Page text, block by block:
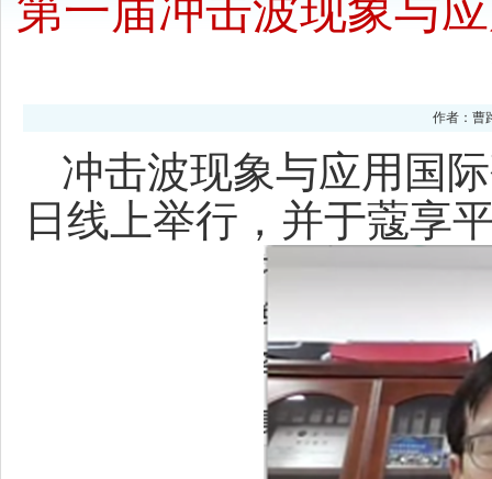
第一届冲击波现象与
作者：曹
冲击波现象与应用国
日线上举行，并于蔻享